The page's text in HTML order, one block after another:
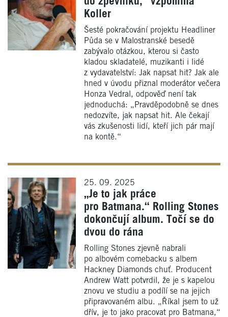
Koller
Šesté pokračování projektu Headliner
Půda se v Malostranské besedě
zabývalo otázkou, kterou si často
kladou skladatelé, muzikanti i lidé
z vydavatelství: Jak napsat hit? Jak ale
hned v úvodu přiznal moderátor večera
Honza Vedral, odpověď není tak
jednoduchá: „Pravděpodobně se dnes
nedozvíte, jak napsat hit. Ale čekají
vás zkušenosti lidí, kteří jich pár mají
na kontě.“
25. 09. 2025
„Je to jak práce
pro Batmana.“ Rolling Stones
dokončují album. Točí se do
dvou do rána
Rolling Stones zjevně nabrali
po albovém comebacku s albem
Hackney Diamonds chuť. Producent
Andrew Watt potvrdil, že je s kapelou
znovu ve studiu a podílí se na jejich
připravovaném albu. „Říkal jsem to už
dřív, je to jako pracovat pro Batmana,“